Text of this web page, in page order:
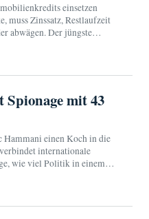
einsetzen
muss Zinssatz, Restlaufzeit
abwägen. Der jüngste
mit 43
Hammani einen Koch in die
internationale
wie viel Politik in einem